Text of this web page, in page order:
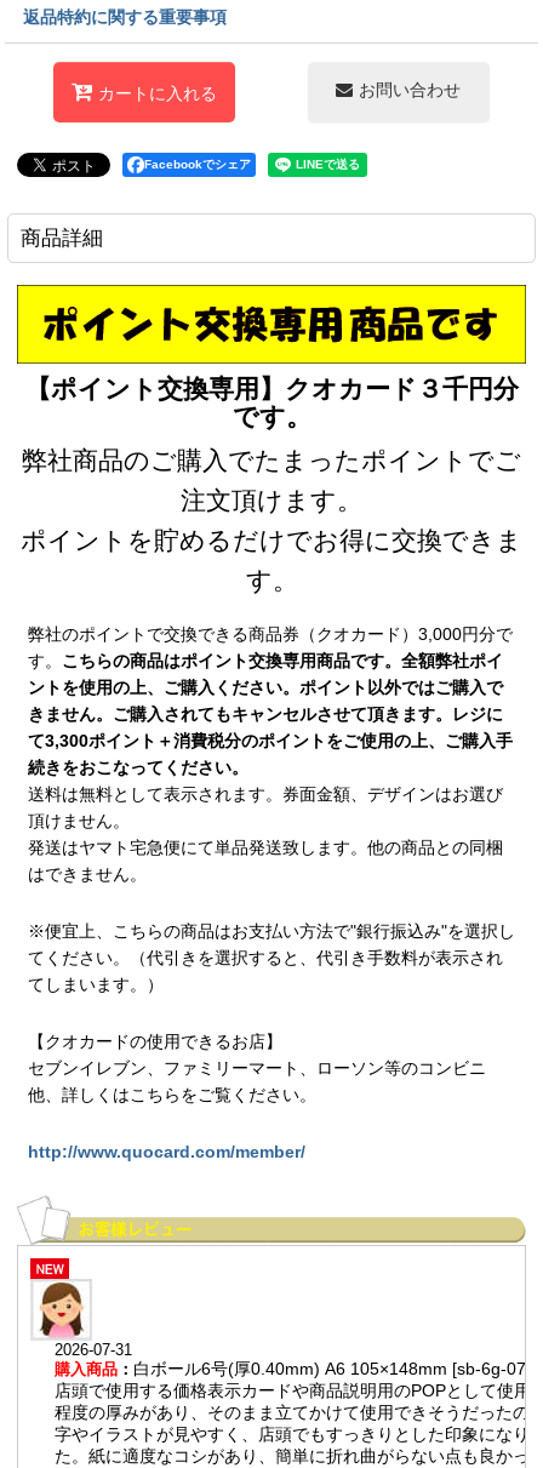
返品特約に関する重要事項
カートに入れる お問い合わせ
Facebookでシェア
商品詳細
【ポイント交換専用】クオカード３千円分
です。
弊社商品のご購入でたまったポイントでご
注文頂けます。
ポイントを貯めるだけでお得に交換できま
す。
弊社のポイントで交換できる商品券（クオカード）3,000円分で
す。 こちらの商品はポイント交換専用商品です。全額弊社ポイ
ントを使用の上、ご購入ください。ポイント以外ではご購入で
きません。ご購入されてもキャンセルさせて頂きます。レジに
て3,300ポイント＋消費税分のポイントをご使用の上、ご購入手
続きをおこなってください。
送料は無料として表示されます。券面金額、デザインはお選び
頂けません。
発送はヤマト宅急便にて単品発送致します。他の商品との同梱
はできません。
※便宜上、こちらの商品はお支払い方法で"銀行振込み"を選択し
てください。（代引きを選択すると、代引き手数料が表示され
てしまいます。）
【クオカードの使用できるお店】
セブンイレブン、ファミリーマート、ローソン等のコンビニ
他、詳しくはこちらをご覧ください。
http://www.quocard.com/member/
2026-07-31
購入商品 ： 白ボール6号(厚0.40mm) A6 105×148mm [sb-6g-07]
店頭で使用する価格表示カードや商品説明用のPOPとして使用
程度の厚みがあり、そのまま立てかけて使用できそうだったの
字やイラストが見やすく、店頭でもすっきりとした印象になり
た。紙に適度なコシがあり、簡単に折れ曲がらない点も良かっ